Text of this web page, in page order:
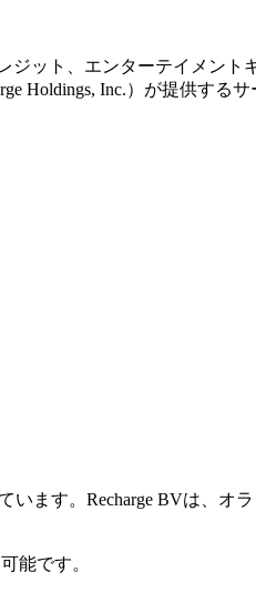
ジット、エンターテイメン
Holdings, Inc.）が提供する
います。Recharge BVは、オ
能です。